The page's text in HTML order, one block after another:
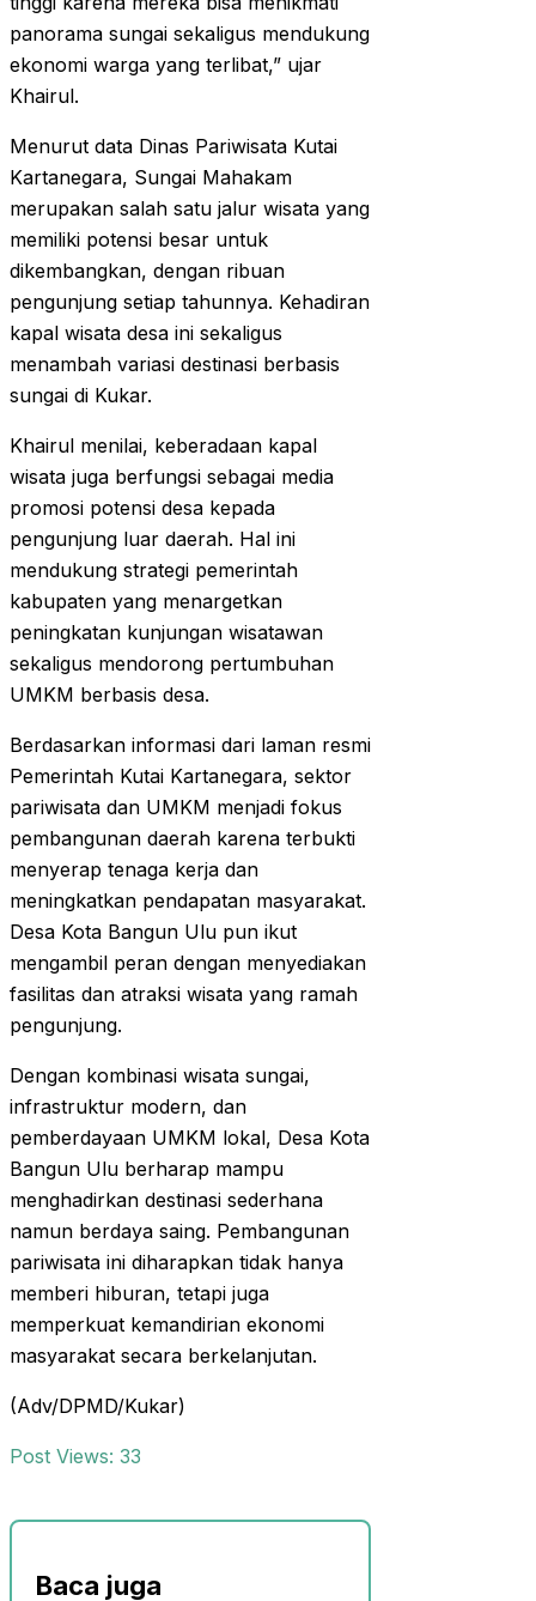
panorama sungai sekaligus mendukung
ekonomi warga yang terlibat,” ujar
Khairul.
Menurut data Dinas Pariwisata Kutai
Kartanegara, Sungai Mahakam
merupakan salah satu jalur wisata yang
memiliki potensi besar untuk
dikembangkan, dengan ribuan
pengunjung setiap tahunnya. Kehadiran
kapal wisata desa ini sekaligus
menambah variasi destinasi berbasis
sungai di Kukar.
Khairul menilai, keberadaan kapal
wisata juga berfungsi sebagai media
promosi potensi desa kepada
pengunjung luar daerah. Hal ini
mendukung strategi pemerintah
kabupaten yang menargetkan
peningkatan kunjungan wisatawan
sekaligus mendorong pertumbuhan
UMKM berbasis desa.
Berdasarkan informasi dari laman resmi
Pemerintah Kutai Kartanegara, sektor
pariwisata dan UMKM menjadi fokus
pembangunan daerah karena terbukti
menyerap tenaga kerja dan
meningkatkan pendapatan masyarakat.
Desa Kota Bangun Ulu pun ikut
mengambil peran dengan menyediakan
fasilitas dan atraksi wisata yang ramah
pengunjung.
Dengan kombinasi wisata sungai,
infrastruktur modern, dan
pemberdayaan UMKM lokal, Desa Kota
Bangun Ulu berharap mampu
menghadirkan destinasi sederhana
namun berdaya saing. Pembangunan
pariwisata ini diharapkan tidak hanya
memberi hiburan, tetapi juga
memperkuat kemandirian ekonomi
masyarakat secara berkelanjutan.
(Adv/DPMD/Kukar)
Post Views: 33
Baca juga